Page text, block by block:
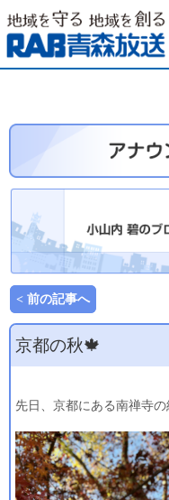
< 前の記事へ
京都の秋🍁
先日、京都にある南禅寺